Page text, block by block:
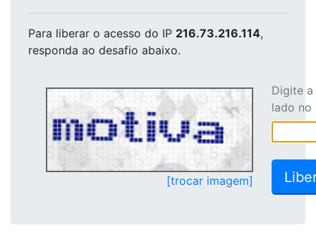
Para liberar o acesso do IP 216.73.216.114,
responda ao desafio abaixo.
[trocar imagem]
Digite
lado no